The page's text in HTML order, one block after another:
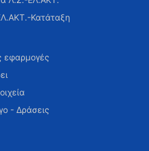
Κατάταξη
εφαρμογές
- Δράσεις